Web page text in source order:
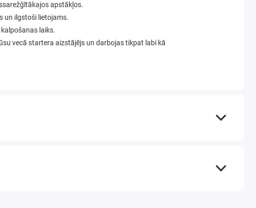
apstākļos.
un ilgstoši lietojams.
laiks.
vecā startera aizstājējs un darbojas tikpat labi kā